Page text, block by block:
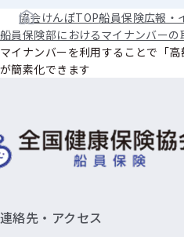
協会けんぽTOP船員保険広報・
船員保険部におけるマイナンバーの
マイナンバーを利用することで「
が簡素化できます
連絡先・アクセス